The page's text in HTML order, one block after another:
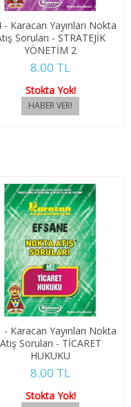
YÖN.
YÖN.
EĞ.
EĞ.
EĞ.
EĞ.
- Karacan Yayınları Nokta
Soruları - STRATEJİK
YÖNETİM 2
8.00 TL
Stokta Yok!
- Karacan Yayınları Nokta
Atış Soruları - TİCARET
HUKUKU
8.00 TL
Stokta Yok!